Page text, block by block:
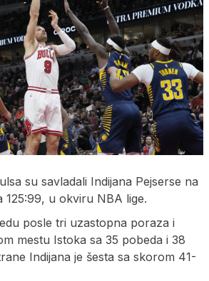
su savladali Indijana Pejserse na
125:99, u okviru NBA lige.
posle tri uzastopna poraza i
mestu Istoka sa 35 pobeda i 38
Indijana je šesta sa skorom 41-